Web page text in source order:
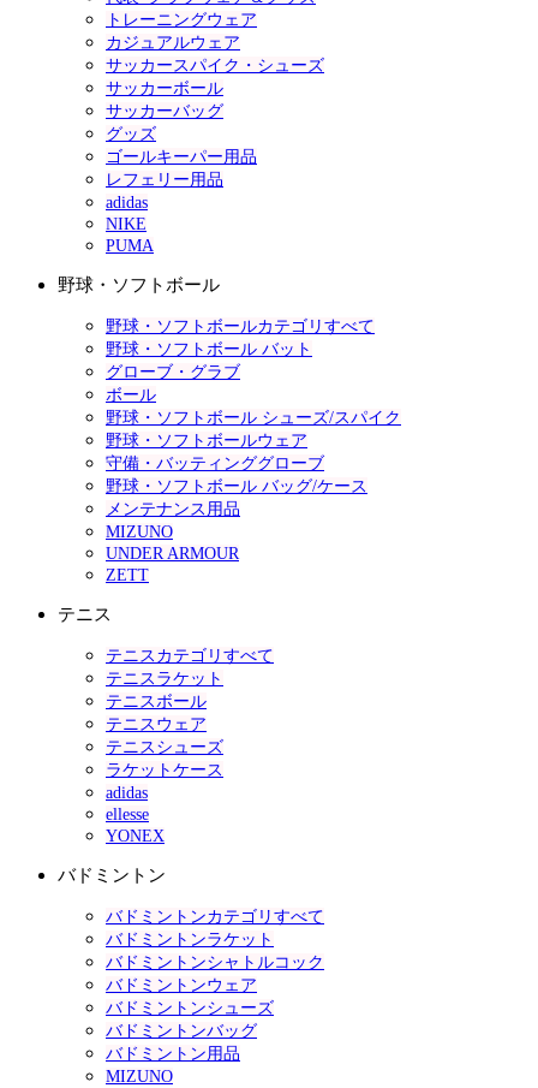
トレーニングウェア
カジュアルウェア
サッカースパイク・シューズ
サッカーボール
サッカーバッグ
グッズ
ゴールキーパー用品
レフェリー用品
adidas
NIKE
PUMA
野球・ソフトボール
野球・ソフトボールカテゴリすべて
野球・ソフトボール バット
グローブ・グラブ
ボール
野球・ソフトボール シューズ/スパイク
野球・ソフトボールウェア
守備・バッティンググローブ
野球・ソフトボール バッグ/ケース
メンテナンス用品
MIZUNO
UNDER ARMOUR
ZETT
テニス
テニスカテゴリすべて
テニスラケット
テニスボール
テニスウェア
テニスシューズ
ラケットケース
adidas
ellesse
YONEX
バドミントン
バドミントンカテゴリすべて
バドミントンラケット
バドミントンシャトルコック
バドミントンウェア
バドミントンシューズ
バドミントンバッグ
バドミントン用品
MIZUNO